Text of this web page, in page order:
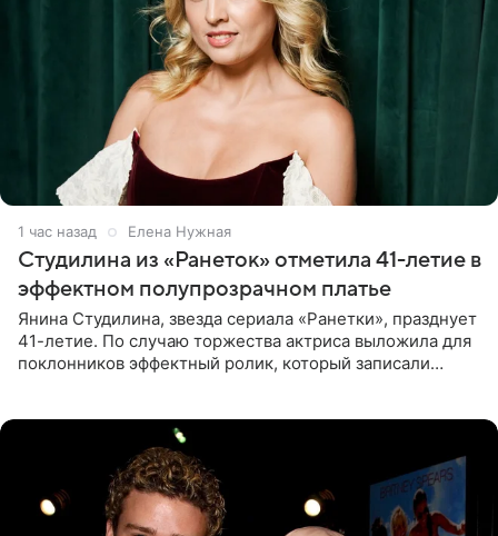
1 час назад Елена Нужная
Студилина из «Ранеток» отметила 41-летие в
эффектном полупрозрачном платье
Янина Студилина, звезда сериала «Ранетки», празднует
41-летие. По случаю торжества актриса выложила для
поклонников эффектный ролик, который записали